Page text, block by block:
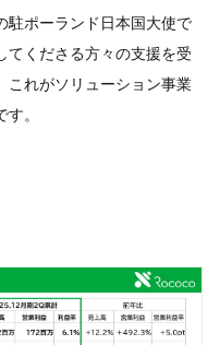
駐ポーランド日本国大使で
てくださる方々の支援を受
これがソリューション事業
。